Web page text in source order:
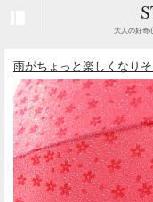
大人の好奇
雨がちょっと楽しくなり